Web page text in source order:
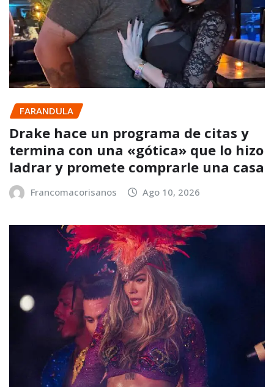
FARANDULA
Drake hace un programa de citas y
termina con una «gótica» que lo hizo
ladrar y promete comprarle una casa
Francomacorisanos Ago 10, 2026